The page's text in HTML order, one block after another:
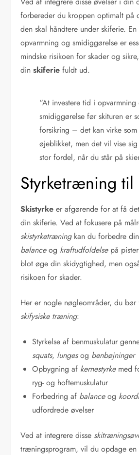
forbereder du kroppen optimalt på
den skal håndtere under skiferie.
opvarmning og smidiggørelse er
mindske risikoen for skader og
dinskiferie fuldt ud.
“At investere tid i opvarmning
smidiggørelse før skituren er
forsikring – det kan virke
øjeblikket, men det vil vise
stor fordel, når du står på
Styrketræning til
Skistyrke er afgørende for at få
din skiferie. Ved at fokusere på
skistyrketræningkan du forbedre din
balanceog kraftudfoldelsepå
blot øge din skidygtighed, men
risikoen for skader.
Her er nogle nøgleområder, du
skifysiske træning:
Styrkelse af benmuskulatur
squats, lungesog benbøjninger
Opbygning af kernestyrkemed
ryg- og hoftemuskulatur
Forbedring af balanceog
udfordrede øvelser
Ved at integrere disse
træningsprogram, vil du opdage